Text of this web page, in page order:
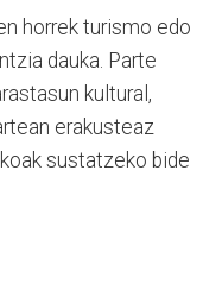
horrek turismo edo
dauka. Parte
kultural,
erakusteaz
sustatzeko bide